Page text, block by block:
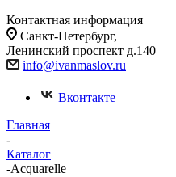
Контактная информация
Cанкт-Петербург,
Ленинский проспект д.140
info@ivanmaslov.ru
Вконтакте
Главная
-
Каталог
-Acquarelle